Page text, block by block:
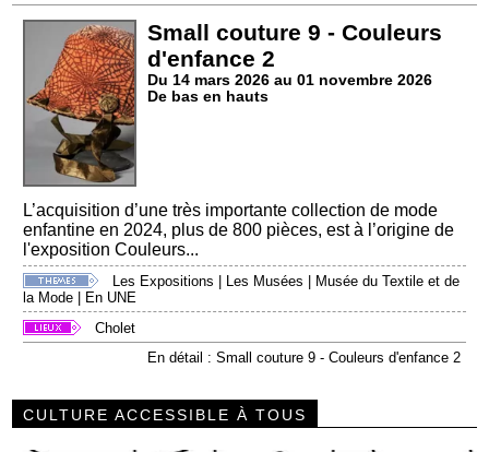
Small couture 9 - Couleurs
d'enfance 2
Du 14 mars 2026 au 01 novembre 2026
De bas en hauts
L’acquisition d’une très importante collection de mode
enfantine en 2024, plus de 800 pièces, est à l’origine de
l'exposition Couleurs...
Les Expositions Les Musées
Musée du Textile et de
la Mode
En UNE
Cholet
En détail : Small couture 9 - Couleurs d'enfance 2
CULTURE ACCESSIBLE À TOUS